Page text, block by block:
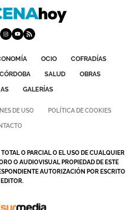
OCIO
COFRADÍAS
CÓRDOBA SALUD
OBRAS
GALERÍAS
DE USO POLÍTICA DE COOKIES
O PARCIAL O EL USO DE CUALQUIER
O AUDIOVISUAL PROPIEDAD DE ESTE
AUTORIZACIÓN POR ESCRITO
EDITOR.